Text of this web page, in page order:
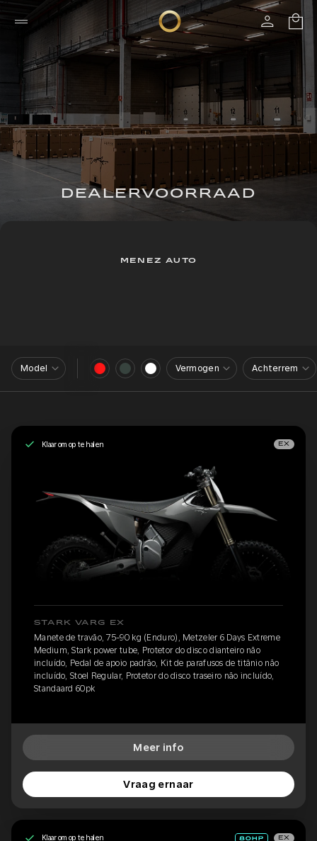
DEALERVOORRAAD
MENEZ AUTO
Model Vermogen Achterrem
Klaar om op te halen EX
STARK VARG EX
Manete de travão, 75-90 kg (Enduro), Metzeler 6 Days Extreme
Medium, Stark power tube, Protetor do disco dianteiro não
incluído, Pedal de apoio padrão, Kit de parafusos de titânio não
incluído, Stoel Regular, Protetor do disco traseiro não incluído,
Standaard 60pk
Meer info
Vraag ernaar
Klaar om op te halen EX